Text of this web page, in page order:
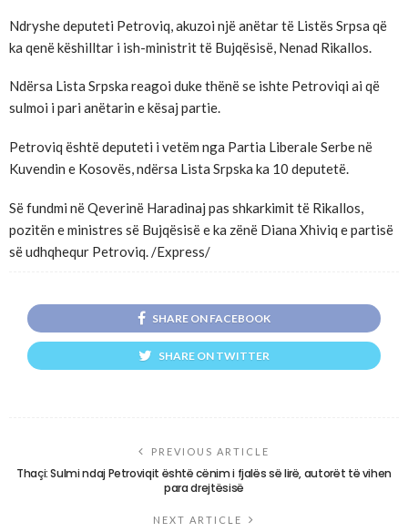
Ndryshe deputeti Petroviq, akuzoi një anëtar të Listës Srpsa që
ka qenë këshilltar i ish-ministrit të Bujqësisë, Nenad Rikallos.
Ndërsa Lista Srpska reagoi duke thënë se ishte Petroviqi ai që
sulmoi i pari anëtarin e kësaj partie.
Petroviq është deputeti i vetëm nga Partia Liberale Serbe në
Kuvendin e Kosovës, ndërsa Lista Srpska ka 10 deputetë.
Së fundmi në Qeverinë Haradinaj pas shkarkimit të Rikallos,
pozitën e ministres së Bujqësisë e ka zënë Diana Xhiviq e partisë
së udhqhequr Petroviq. /Express/
SHARE ON FACEBOOK
SHARE ON TWITTER
PREVIOUS ARTICLE
Thaçi: Sulmi ndaj Petroviqit është cënim i fjalës së lirë, autorët të vihen
para drejtësisë
NEXT ARTICLE